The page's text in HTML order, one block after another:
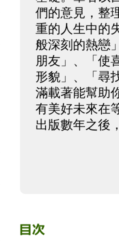
們的意見，整
重的人生中的
般深刻的熱戀
朋友」、「使
形貌」、「尋
滿載著能幫助
有美好未來在
出版數年之後